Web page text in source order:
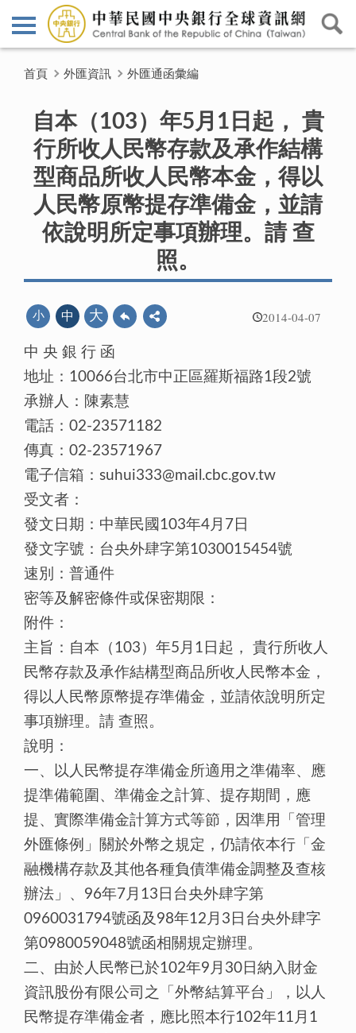
首頁 外匯資訊 外匯通函彙編
自本（103）年5月1日起， 貴
行所收人民幣存款及承作結構
型商品所收人民幣本金，得以
人民幣原幣提存準備金，並請
依說明所定事項辦理。請 查
照。
2014-04-07
小 中 大
中 央 銀 行 函
地址：10066台北市中正區羅斯福路1段2號
承辦人：陳素慧
電話：02-23571182
傳真：02-23571967
電子信箱：suhui333@mail.cbc.gov.tw
受文者：
發文日期：中華民國103年4月7日
發文字號：台央外肆字第1030015454號
速別：普通件
密等及解密條件或保密期限：
附件：
主旨：自本（103）年5月1日起， 貴行所收人
民幣存款及承作結構型商品所收人民幣本金，
得以人民幣原幣提存準備金，並請依說明所定
事項辦理。請 查照。
說明：
一、以人民幣提存準備金所適用之準備率、應
提準備範圍、準備金之計算、提存期間，應
提、實際準備金計算方式等節，因準用「管理
外匯條例」關於外幣之規定，仍請依本行「金
融機構存款及其他各種負債準備金調整及查核
辦法」、96年7月13日台央外肆字第
0960031794號函及98年12月3日台央外肆字
第0980059048號函相關規定辦理。
二、由於人民幣已於102年9月30日納入財金
資訊股份有限公司之「外幣結算平台」，以人
民幣提存準備金者，應比照本行102年11月1